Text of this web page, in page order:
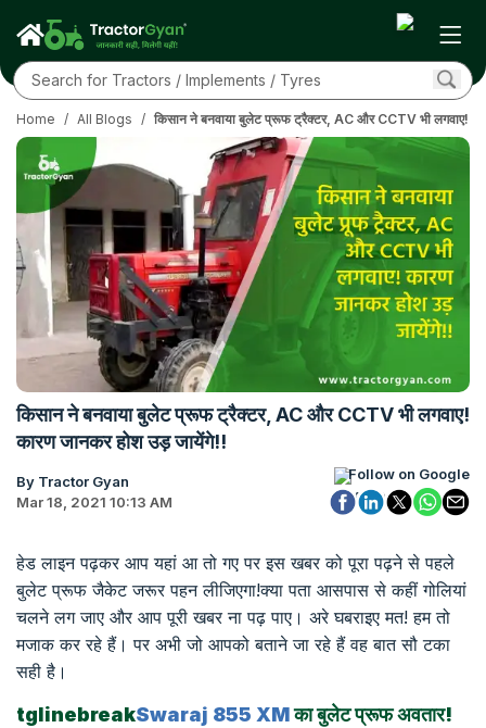
Home / All Blogs / किसान ने बनवाया बुलेट प्रूफ ट्रैक्टर, AC और CCTV भी लगवाए!
किसान ने बनवाया बुलेट प्रूफ ट्रैक्टर, AC और CCTV भी लगवाए!
कारण जानकर होश उड़ जायेंगे!!
By Tractor Gyan
Mar 18, 2021 10:13 AM
Follow on Google
हेड लाइन पढ़कर आप यहां आ तो गए पर इस खबर को पूरा पढ़ने से पहले
बुलेट प्रूफ जैकेट जरूर पहन लीजिएगा!क्या पता आसपास से कहीं गोलियां
चलने लग जाए और आप पूरी खबर ना पढ़ पाए। अरे घबराइए मत! हम तो
मजाक कर रहे हैं। पर अभी जो आपको बताने जा रहे हैं वह बात सौ टका
सही है।
tglinebreakSwaraj 855 XMकाबुलेटप्रूफअवतार!